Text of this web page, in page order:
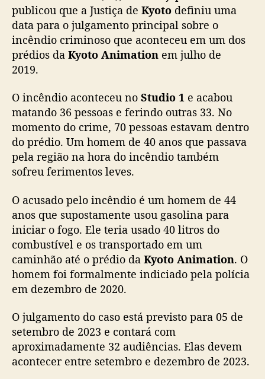
J
g
a
n
t
o
d
i
ê
n
d
o
r
i
o
s
publicou que a Justiça de Kyoto definiu uma
data para o julgamento principal sobre o
incêndio criminoso que aconteceu em um dos
prédios da Kyoto Animation em julho de
2019.
O incêndio aconteceu no Studio 1 e acabou
matando 36 pessoas e ferindo outras 33. No
momento do crime, 70 pessoas estavam dentro
do prédio. Um homem de 40 anos que passava
pela região na hora do incêndio também
sofreu ferimentos leves.
O acusado pelo incêndio é um homem de 44
anos que supostamente usou gasolina para
iniciar o fogo. Ele teria usado 40 litros do
combustível e os transportado em um
caminhão até o prédio da Kyoto Animation. O
homem foi formalmente indiciado pela polícia
em dezembro de 2020.
O julgamento do caso está previsto para 05 de
setembro de 2023 e contará com
aproximadamente 32 audiências. Elas devem
acontecer entre setembro e dezembro de 2023.